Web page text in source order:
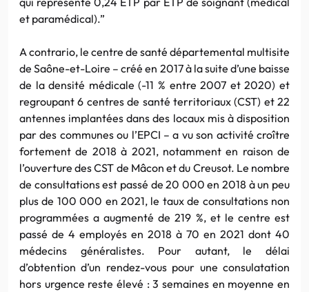
et paramédical).”
A contrario, le centre de santé départemental multisite
de Saône-et-Loire – créé en 2017 à la suite d’une baisse
de la densité médicale (-11 % entre 2007 et 2020) et
regroupant 6 centres de santé territoriaux (CST) et 22
antennes implantées dans des locaux mis à disposition
par des communes ou l’EPCI – a vu son activité croître
fortement de 2018 à 2021, notamment en raison de
l’ouverture des CST de Mâcon et du Creusot. Le nombre
de consultations est passé de 20 000 en 2018 à un peu
plus de 100 000 en 2021, le taux de consultations non
programmées a augmenté de 219 %, et le centre est
passé de 4 employés en 2018 à 70 en 2021 dont 40
médecins généralistes. Pour autant, le délai
d’obtention d’un rendez-vous pour une consulatation
hors urgence reste élevé : 3 semaines en moyenne en